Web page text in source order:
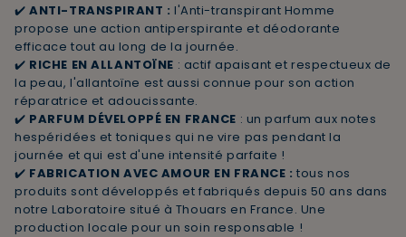
✔️ANTI-TRANSPIRANT : l'Anti-transpirant Homme
propose une action antiperspirante et déodorante
efficace tout au long de la journée.
✔️ RICHE EN ALLANTOÏNE : actif apaisant et respectueux de
la peau, l'allantoïne est aussi connue pour son action
réparatrice et adoucissante.
✔️ PARFUM DÉVELOPPÉ EN FRANCE : un parfum aux notes
hespéridées et toniques qui ne vire pas pendant la
journée et qui est d'une intensité parfaite !
✔️ FABRICATION AVEC AMOUR EN FRANCE : tous nos
produits sont développés et fabriqués depuis 50 ans dans
notre Laboratoire situé à Thouars en France. Une
production locale pour un soin responsable !